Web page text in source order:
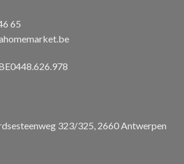
65
323/325, 2660 Antwerpen